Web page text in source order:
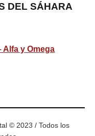
DEL SÁHARA
Alfa y Omega
© 2023 / Todos los